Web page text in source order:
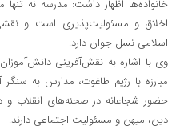
خانواده‌ها اظهار داشت: مدرسه نه
اخلاق و مسئولیت‌پذیری است و
اسلامی نسل جوان دارد.
وی با اشاره به نقش‌آفرینی
مبارزه با رژیم طاغوت، مدارس به
حضور شجاعانه در صحنه‌های انقلاب
دین، میهن و مسئولیت اجتماعی دارند.